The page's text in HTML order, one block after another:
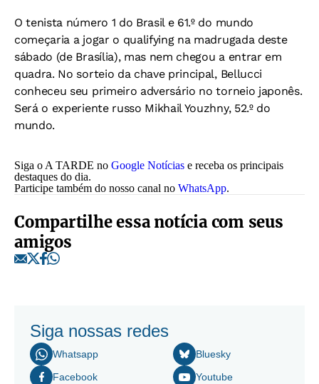
O tenista número 1 do Brasil e 61.º do mundo
começaria a jogar o qualifying na madrugada deste
sábado (de Brasília), mas nem chegou a entrar em
quadra. No sorteio da chave principal, Bellucci
conheceu seu primeiro adversário no torneio japonês.
Será o experiente russo Mikhail Youzhny, 52.º do
mundo.
Siga o A TARDE no Google Notícias e receba os principais
destaques do dia.
Participe também do nosso canal no WhatsApp.
Compartilhe essa notícia com seus
amigos
Siga nossas redes
Whatsapp
Facebook
Bluesky
Youtube